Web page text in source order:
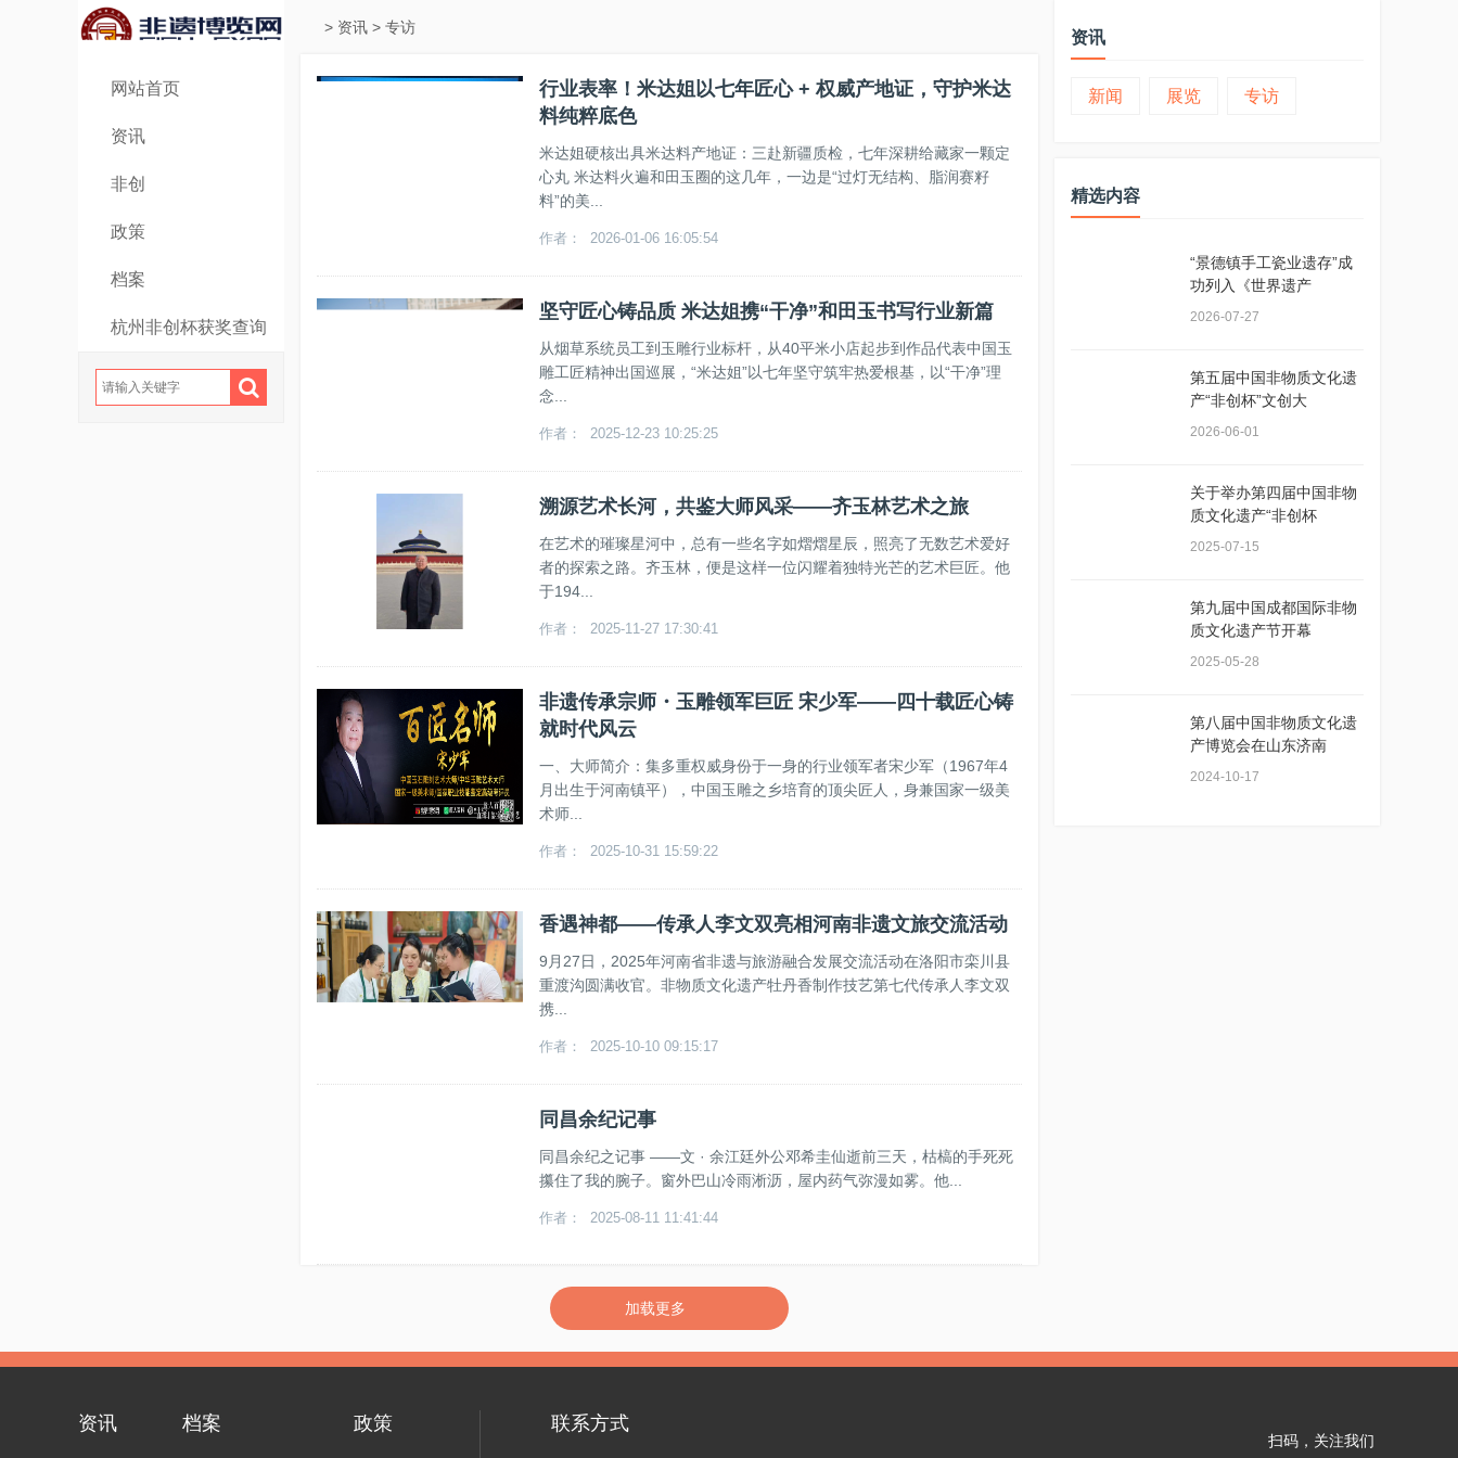
网站首页
资讯
非创
政策
档案
杭州非创杯获奖查询
> 资讯 > 专访
行业表率！米达姐以七年匠心 + 权威产地证，守护米达
料纯粹底色
米达姐硬核出具米达料产地证：三赴新疆质检，七年深耕给藏家一颗定
心丸 米达料火遍和田玉圈的这几年，一边是“过灯无结构、脂润赛籽
料”的美...
作者： 2026-01-06 16:05:54
坚守匠心铸品质 米达姐携“干净”和田玉书写行业新篇
从烟草系统员工到玉雕行业标杆，从40平米小店起步到作品代表中国玉
雕工匠精神出国巡展，“米达姐”以七年坚守筑牢热爱根基，以“干净”理
念...
作者： 2025-12-23 10:25:25
溯源艺术长河，共鉴大师风采——齐玉林艺术之旅
在艺术的璀璨星河中，总有一些名字如熠熠星辰，照亮了无数艺术爱好
者的探索之路。齐玉林，便是这样一位闪耀着独特光芒的艺术巨匠。他
于194...
作者： 2025-11-27 17:30:41
非遗传承宗师・玉雕领军巨匠 宋少军——四十载匠心铸
就时代风云
一、大师简介：集多重权威身份于一身的行业领军者宋少军（1967年4
月出生于河南镇平），中国玉雕之乡培育的顶尖匠人，身兼国家一级美
术师...
作者： 2025-10-31 15:59:22
香遇神都——传承人李文双亮相河南非遗文旅交流活动
9月27日，2025年河南省非遗与旅游融合发展交流活动在洛阳市栾川县
重渡沟圆满收官。非物质文化遗产牡丹香制作技艺第七代传承人李文双
携...
作者： 2025-10-10 09:15:17
同昌余纪记事
同昌余纪之记事 ——文 · 余江廷外公邓希圭仙逝前三天，枯槁的手死死
攥住了我的腕子。窗外巴山冷雨淅沥，屋内药气弥漫如雾。他...
作者： 2025-08-11 11:41:44
加载更多
资讯
新闻 展览 专访
精选内容
“景德镇手工瓷业遗存”成
功列入《世界遗产
2026-07-27
第五届中国非物质文化遗
产“非创杯”文创大
2026-06-01
关于举办第四届中国非物
质文化遗产“非创杯
2025-07-15
第九届中国成都国际非物
质文化遗产节开幕
2025-05-28
第八届中国非物质文化遗
产博览会在山东济南
2024-10-17
资讯 档案 政策 联系方式
扫码，关注我们